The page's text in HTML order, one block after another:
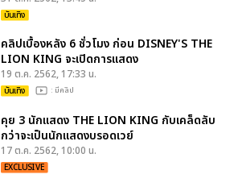
บันเทิง
คลิปเบื้องหลัง 6 ชั่วโมง ก่อน DISNEY'S THE
LION KING จะเปิดการแสดง
19 ต.ค. 2562, 17:33 น.
บันเทิง : มีคลิป
คุย 3 นักแสดง THE LION KING กับเคล็ดลับ
กว่าจะเป็นนักแสดงบรอดเวย์
17 ต.ค. 2562, 10:00 น.
EXCLUSIVE